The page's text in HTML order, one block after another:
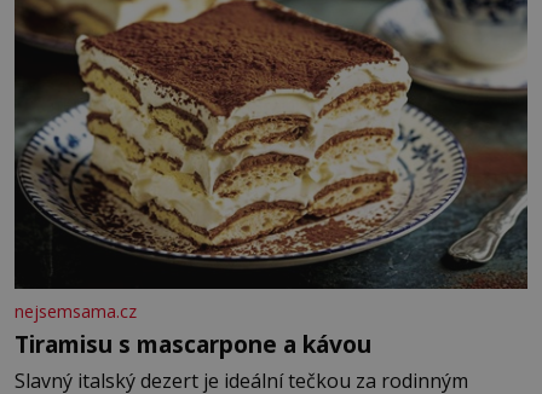
nejsemsama.cz
Tiramisu s mascarpone a kávou
Slavný italský dezert je ideální tečkou za rodinným